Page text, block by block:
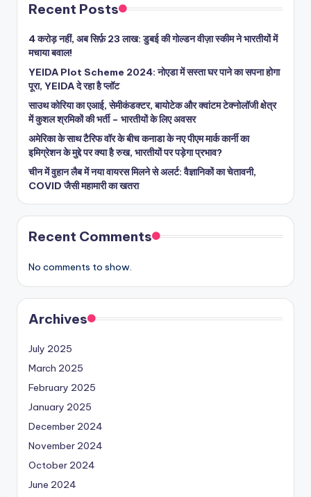
Recent Posts
4 करोड़ नहीं, अब सिर्फ़ 23 लाख: डुबई की गोल्डन वीज़ा स्कीम ने भारतीयों में
मचाया बवाल!
YEIDA Plot Scheme 2024: नोएडा में सस्ता घर पाने का सपना होगा
पूरा, YEIDA दे रहा है प्लॉट
साउथ कोरिया का एआई, सेमीकंडक्टर, बायोटेक और क्वांटम टेक्नोलॉजी क्षेत्र
में कुशल श्रमिकों की भर्ती – भारतीयों के लिए अवसर
अमेरिका के साथ टैरिफ वॉर के बीच कनाडा के नए पीएम मार्क कार्नी का
इमिग्रेशन के मुद्दे पर क्या है रुख, भारतीयों पर पड़ेगा प्रभाव?
चीन में वुहान लैब में नया वायरस मिलने से अलर्ट: वैज्ञानिकों का चेतावनी,
COVID जैसी महामारी का खतरा
Recent Comments
No comments to show.
Archives
July 2025
March 2025
February 2025
January 2025
December 2024
November 2024
October 2024
June 2024